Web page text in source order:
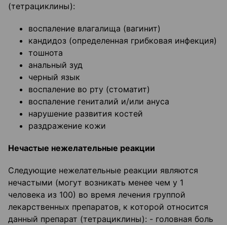
(тетрациклины):
воспаление влагалища (вагинит)
кандидоз (определенная грибковая инфекция)
тошнота
анальный зуд
черный язык
воспаление во рту (стоматит)
воспаление гениталий и/или ануса
нарушение развития костей
раздражение кожи
Нечастые нежелательные реакции
Следующие нежелательные реакции являются
нечастыми (могут возникать менее чем у 1
человека из 100) во время лечения группой
лекарственных препаратов, к которой относится
данный препарат (тетрациклины): - головная боль